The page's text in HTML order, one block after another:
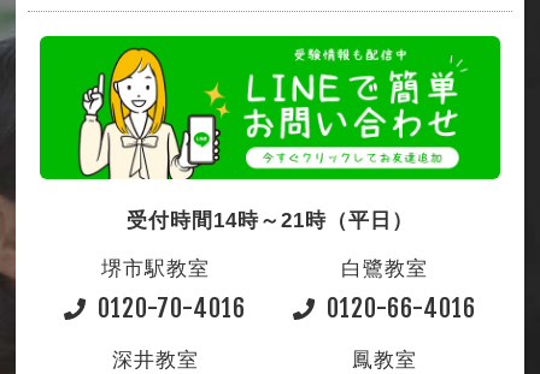
受付時間14時～21時（平日）
堺市駅教室
0120-70-4016
白鷺教室
0120-66-4016
深井教室 鳳教室